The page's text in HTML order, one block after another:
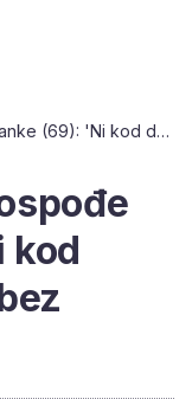
Vedri modni stil gospođe Jadranke (69): 'Ni kod doktora ne mogu bez ogrlice'
kod